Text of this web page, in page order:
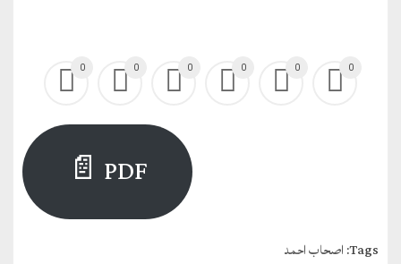
’’پردہ‘‘
راہنمائی
0 0 0 0 0 0
PDF 📄
Tags: اصحاب احمد